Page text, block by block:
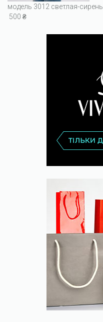
модель 3012 светлая-сирень
500 ₴